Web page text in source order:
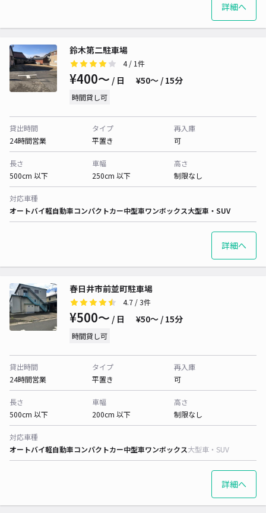
詳細へ
鈴木第二駐車場
4/ 1件
¥400〜 / 日 ¥50〜 / 15分
時間貸し可
貸出時間
24時間営業
タイプ
平置き
再入庫
可
長さ
500cm 以下
車幅
250cm 以下
高さ
制限なし
対応車種
オートバイ軽自動車コンパクトカー中型車ワンボックス大型車・SUV
詳細へ
春日井市前並町駐車場
4.7 / 3件
¥500〜 / 日 ¥50〜 / 15分
時間貸し可
貸出時間
24時間営業
タイプ
平置き
再入庫
可
長さ
500cm 以下
車幅
200cm 以下
高さ
制限なし
対応車種
オートバイ軽自動車コンパクトカー中型車ワンボックス大型車・SUV
詳細へ